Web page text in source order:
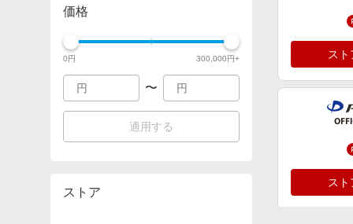
価格
0円 300,000円+
〜
適用する
ストア
ス
ス